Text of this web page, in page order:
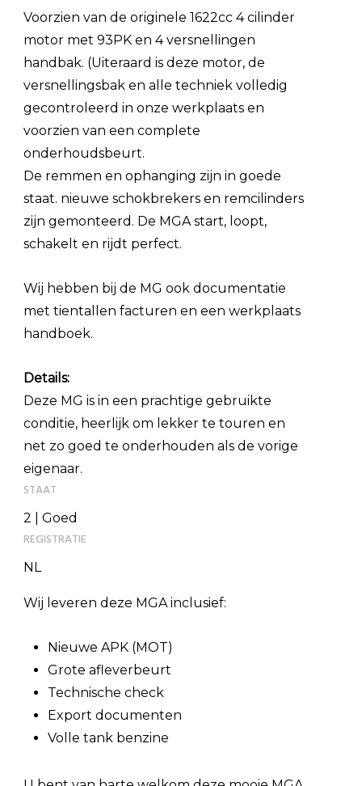
Voorzien van de originele 1622cc 4 cilinder
motor met 93PK en 4 versnellingen
handbak. (Uiteraard is deze motor, de
versnellingsbak en alle techniek volledig
gecontroleerd in onze werkplaats en
voorzien van een complete
onderhoudsbeurt.
De remmen en ophanging zijn in goede
staat. nieuwe schokbrekers en remcilinders
zijn gemonteerd. De MGA start, loopt,
schakelt en rijdt perfect.
Wij hebben bij de MG ook documentatie
met tientallen facturen en een werkplaats
handboek.
Details:
Deze MG is in een prachtige gebruikte
conditie, heerlijk om lekker te touren en
net zo goed te onderhouden als de vorige
eigenaar.
STAAT
2 | Goed
REGISTRATIE
NL
Wij leveren deze MGA inclusief:
Nieuwe APK (MOT)
Grote afleverbeurt
Technische check
Export documenten
Volle tank benzine